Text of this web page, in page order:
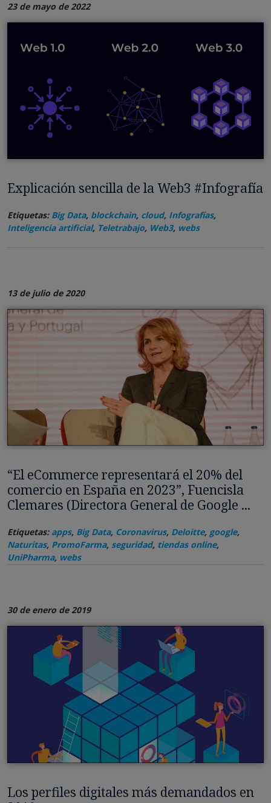
23 de mayo de 2022
Explicación sencilla de la Web3 #Infografía
Etiquetas: Big Data, blockchain, cloud, Infografías,
Inteligencia artificial, Teletrabajo, Web3, webs
13 de julio de 2020
“El eCommerce representará el 20% del
comercio en España en 2023”, Fuencisla
Clemares (Directora General de Google ...
Etiquetas: apps, Big Data, Coronavirus, Deloitte, google,
Naturitas, PromoFarma, seguridad, tiendas online,
UniPharma, webs
30 de enero de 2019
Los perfiles digitales más demandados en